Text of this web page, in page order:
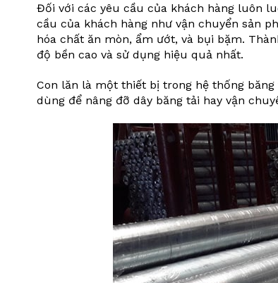
Đối với các yêu cầu của khách hàng luôn
cầu của khách hàng như vận chuyển sản
hóa chất ăn mòn, ẩm ướt, và bụi bặm.
độ bền cao và sử dụng hiệu quả nhất.
Con lăn là một thiết bị trong hệ thống
dùng để nâng đỡ dây băng tải hay vận